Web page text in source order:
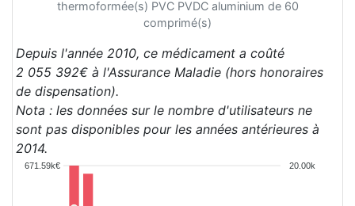
thermoformée(s) PVC PVDC aluminium de 60
comprimé(s)
Depuis l'année 2010, ce médicament a coûté
2 055 392€ à l'Assurance Maladie (hors honoraires
de dispensation).
Nota : les données sur le nombre d'utilisateurs ne
sont pas disponibles pour les années antérieures à
2014.
20.00k
671.59k€